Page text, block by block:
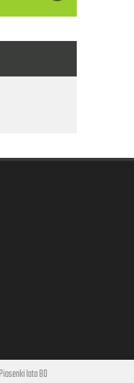
Piosenki lata 80